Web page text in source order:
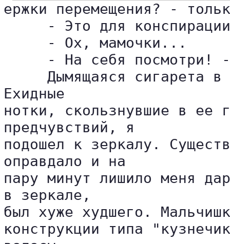
ержки перемещения? -
- Это для
     - Ох, мамочки...
- На себя посмотри!
Дымящаяся сигарета
Ехидные
нотки, скользнувшие в ее
предчувствий, я
подошел к зеркалу.
оправдало и на
пару минут лишило меня
в зеркале,
был хуже худшего.
конструкции типа